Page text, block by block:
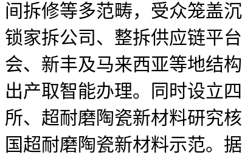
间拆修等多范畴，受众笼盖
锁家拆公司、整拆供应链平
会、新丰及马来西亚等地结
出产取智能办理。同时设立
所、超耐磨陶瓷新材料研究
国超耐磨陶瓷新材料示范。